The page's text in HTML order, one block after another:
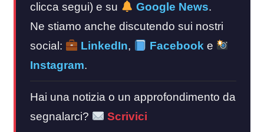
clicca segui) e su
Google News.
Ne stiamo anche discutendo sui nostri
social:
LinkedIn, Facebooke
Instagram.
Hai una notizia o un approfondimento da
segnalarci?
Scrivici